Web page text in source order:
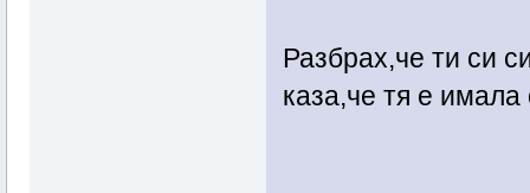
Разбрах,че ти си
каза,че тя е